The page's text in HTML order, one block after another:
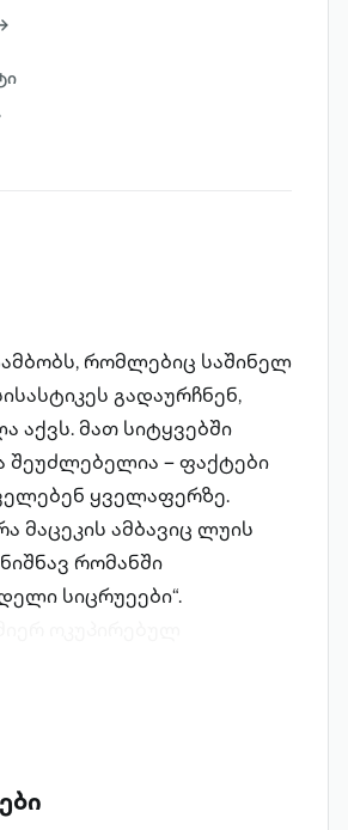
რომლებიც საშინელ
გადაურჩნენ,
აქვს. მათ სიტყვებში
შეუძლებელია – ფაქტები
ყველაფერზე.
მაცეკის ამბავიც ლუის
რომანში
სიცრუეები“.
უკან ბევრი რამ
გეტოს დაბომბვის